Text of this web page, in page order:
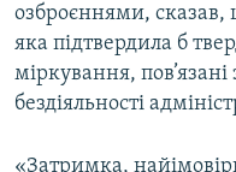
озброєннями, сказав,
яка підтвердила б
міркування,
бездіяльності
«Затримка,